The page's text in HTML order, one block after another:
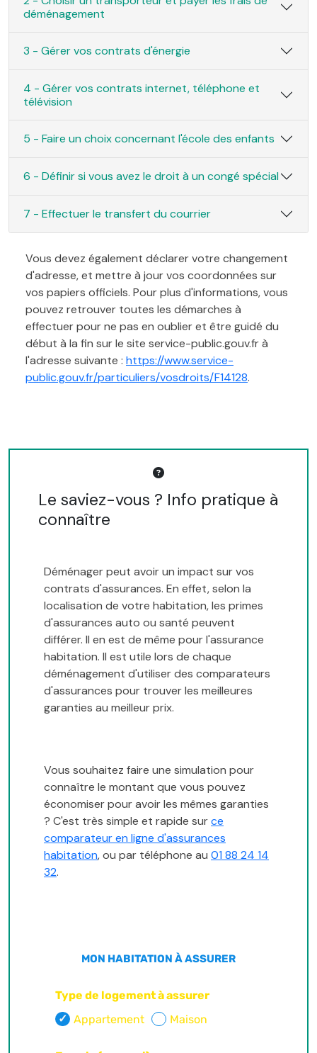
déménagement
3 - Gérer vos contrats d'énergie
4 - Gérer vos contrats internet, téléphone et
télévision
5 - Faire un choix concernant l'école des enfants
6 - Définir si vous avez le droit à un congé spécial
7 - Effectuer le transfert du courrier
Vous devez également déclarer votre changement
d'adresse, et mettre à jour vos coordonnées sur
vos papiers officiels. Pour plus d'informations, vous
pouvez retrouver toutes les démarches à
effectuer pour ne pas en oublier et être guidé du
début à la fin sur le site service-public.gouv.fr à
l'adresse suivante : https://www.service-
public.gouv.fr/particuliers/vosdroits/F14128.
Le saviez-vous ? Info pratique à
connaître
Déménager peut avoir un impact sur vos
contrats d'assurances. En effet, selon la
localisation de votre habitation, les primes
d'assurances auto ou santé peuvent
différer. Il en est de même pour l'assurance
habitation. Il est utile lors de chaque
déménagement d'utiliser des comparateurs
d'assurances pour trouver les meilleures
garanties au meilleur prix.
Vous souhaitez faire une simulation pour
connaître le montant que vous pouvez
économiser pour avoir les mêmes garanties
? C'est très simple et rapide surce
comparateur en ligne d'assurances
habitation, ou par téléphone au 01 88 24 14
32.